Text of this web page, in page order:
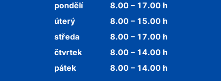
pondělí
8.00 – 17.00 h
úterý
8.00 – 15.00 h
středa
8.00 – 17.00 h
čtvrtek
8.00 – 14.00 h
pátek
8.00 – 14.00 h